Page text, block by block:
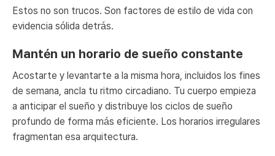
Estos no son trucos. Son factores de estilo de vida con
evidencia sólida detrás.
Mantén un horario de sueño constante
Acostarte y levantarte a la misma hora, incluidos los fines
de semana, ancla tu ritmo circadiano. Tu cuerpo empieza
a anticipar el sueño y distribuye los ciclos de sueño
profundo de forma más eficiente. Los horarios irregulares
fragmentan esa arquitectura.